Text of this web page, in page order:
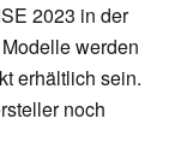
2023 in der
werden
erhältlich sein.
noch